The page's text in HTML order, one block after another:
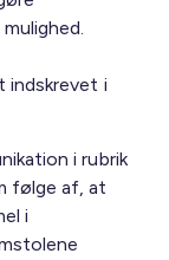
indskrevet i
i rubrik
følge af, at
i